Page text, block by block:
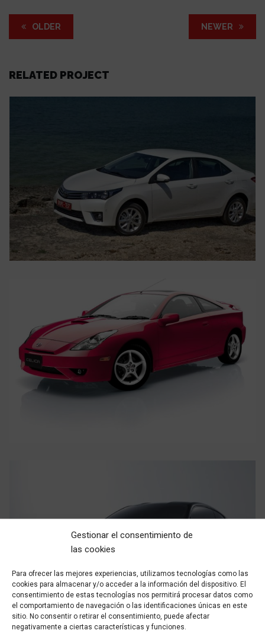
Gestionar el consentimiento de
las cookies
Para ofrecer las mejores experiencias, utilizamos tecnologías como las
cookies para almacenar y/o acceder a la información del dispositivo. El
consentimiento de estas tecnologías nos permitirá procesar datos como
el comportamiento de navegación o las identificaciones únicas en este
sitio. No consentir o retirar el consentimiento, puede afectar
negativamente a ciertas características y funciones.
OLDER NEWER
RELATED PROJECT
UT ENIM AD
TOYOTA
TOYOTA
UT LABORE ET DOLORE
TOYOTA